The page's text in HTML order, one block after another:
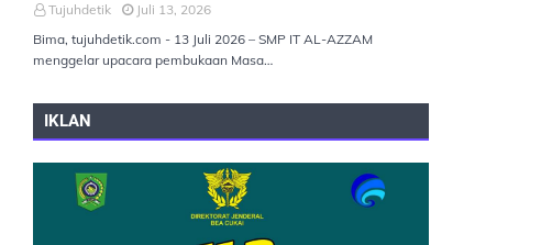
Tujuhdetik
Juli 13, 2026
Bima, tujuhdetik.com - 13 Juli 2026 – SMP IT AL-AZZAM
menggelar upacara pembukaan Masa…
IKLAN